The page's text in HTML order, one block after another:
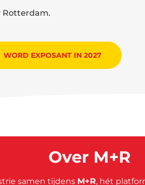
Rotterdam.
WORD EXPOSANT IN 2027
Over M+R
samen tijdens M+R, hét